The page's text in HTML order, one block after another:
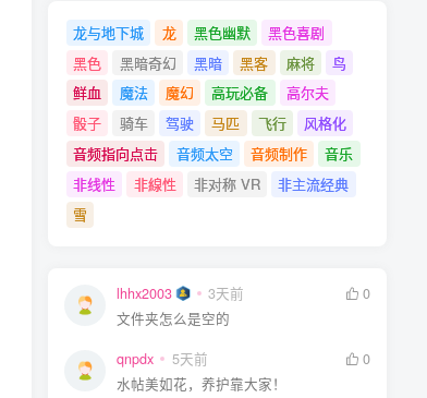
龙与地下城 龙 黑色幽默
黑色喜剧
黑色
黑暗奇幻 黑暗 黑客 麻将
鸟
鲜血
魔法 魔幻 高玩必备
高尔夫
骰子
骑车 驾驶 马匹 飞行
风格化
音频指向点击
音频太空 音频制作
音乐
非线性
非線性 非对称 VR
非主流经典
雪
lhhx2003 3天前
0
文件夹怎么是空的
qnpdx 5天前
0
水帖美如花，养护靠大家！